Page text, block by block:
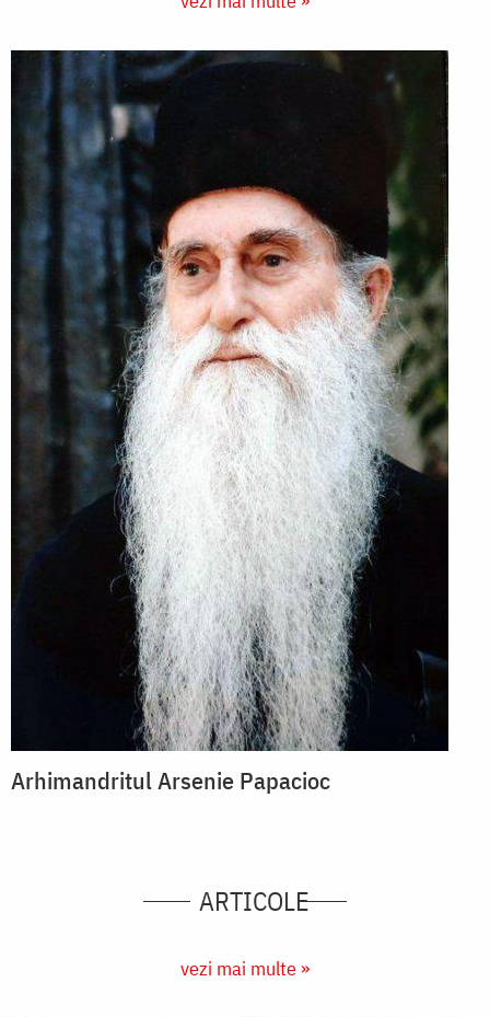
Arhimandritul Arsenie Papacioc
ARTICOLE
vezi mai multe »